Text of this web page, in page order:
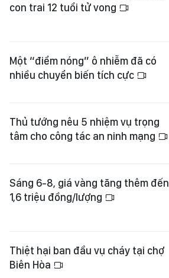
con trai 12 tuổi tử vong
Một “điểm nóng” ô nhiễm đã có
nhiều chuyển biến tích cực
Thủ tướng nêu 5 nhiệm vụ trọng
tâm cho công tác an ninh mạng
Sáng 6-8, giá vàng tăng thêm đến
1,6 triệu đồng/lượng
Thiệt hại ban đầu vụ cháy tại chợ
Biên Hòa